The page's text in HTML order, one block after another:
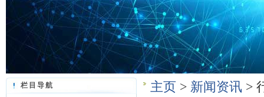
栏目导航 主页 > 新闻资讯 >